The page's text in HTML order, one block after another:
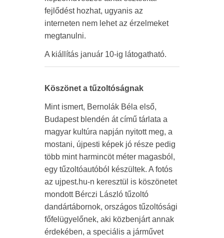
fejlődést hozhat, ugyanis az
interneten nem lehet az érzelmeket
megtanulni.
A kiállítás január 10-ig látogatható.
Köszönet a tűzoltóságnak
Mint ismert, Bernolák Béla első,
Budapest blendén át című tárlata a
magyar kultúra napján nyitott meg, a
mostani, újpesti képek jó része pedig
több mint harmincöt méter magasból,
egy tűzoltóautóból készültek. A fotós
az ujpest.hu-n keresztül is köszönetet
mondott Bérczi László tűzoltó
dandártábornok, országos tűzoltósági
főfelügyelőnek, aki közbenjárt annak
érdekében, a speciális a járművet